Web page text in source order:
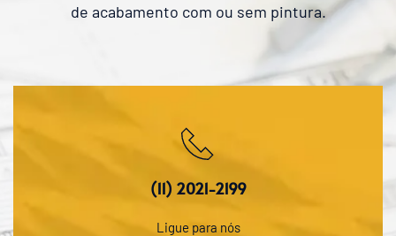
de acabamento com ou sem pintura.
(11) 2021-2199
Ligue para nós